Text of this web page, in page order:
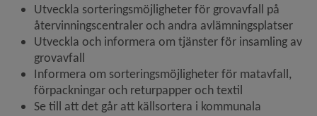
Utveckla sorteringsmöjligheter för grovavfall på
återvinningscentraler och andra avlämningsplatser
Utveckla och informera om tjänster för insamling av
grovavfall
Informera om sorteringsmöjligheter för matavfall,
förpackningar och returpapper och textil
Se till att det går att källsortera i kommunala